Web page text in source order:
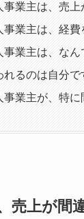
事業主は、売
事業主は、経
事業主は、な
れるのは自分で
事業主が、特
売上が間